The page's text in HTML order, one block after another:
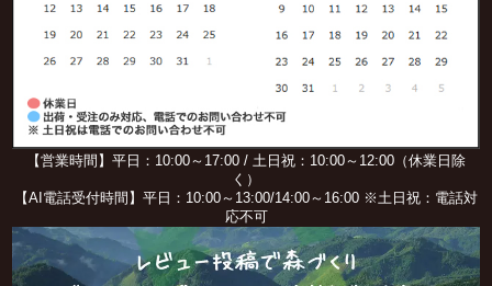
【営業時間】平日：10:00～17:00 / 土日祝：10:00～12:00（休業日除
く）
【AI電話受付時間】平日：10:00～13:00/14:00～16:00 ※土日祝：電話対
応不可